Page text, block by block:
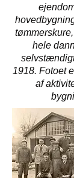
hele
1918. Fotoet
af